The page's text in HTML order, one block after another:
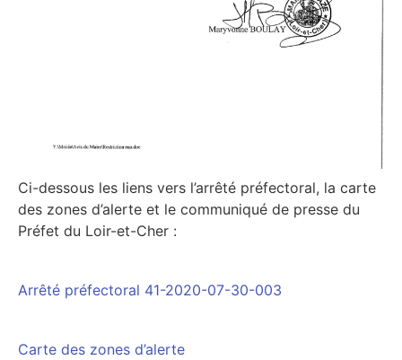
Ci-dessous les liens vers l’arrêté préfectoral, la carte
des zones d’alerte et le communiqué de presse du
Préfet du Loir-et-Cher :
Arrêté préfectoral 41-2020-07-30-003
Carte des zones d’alerte